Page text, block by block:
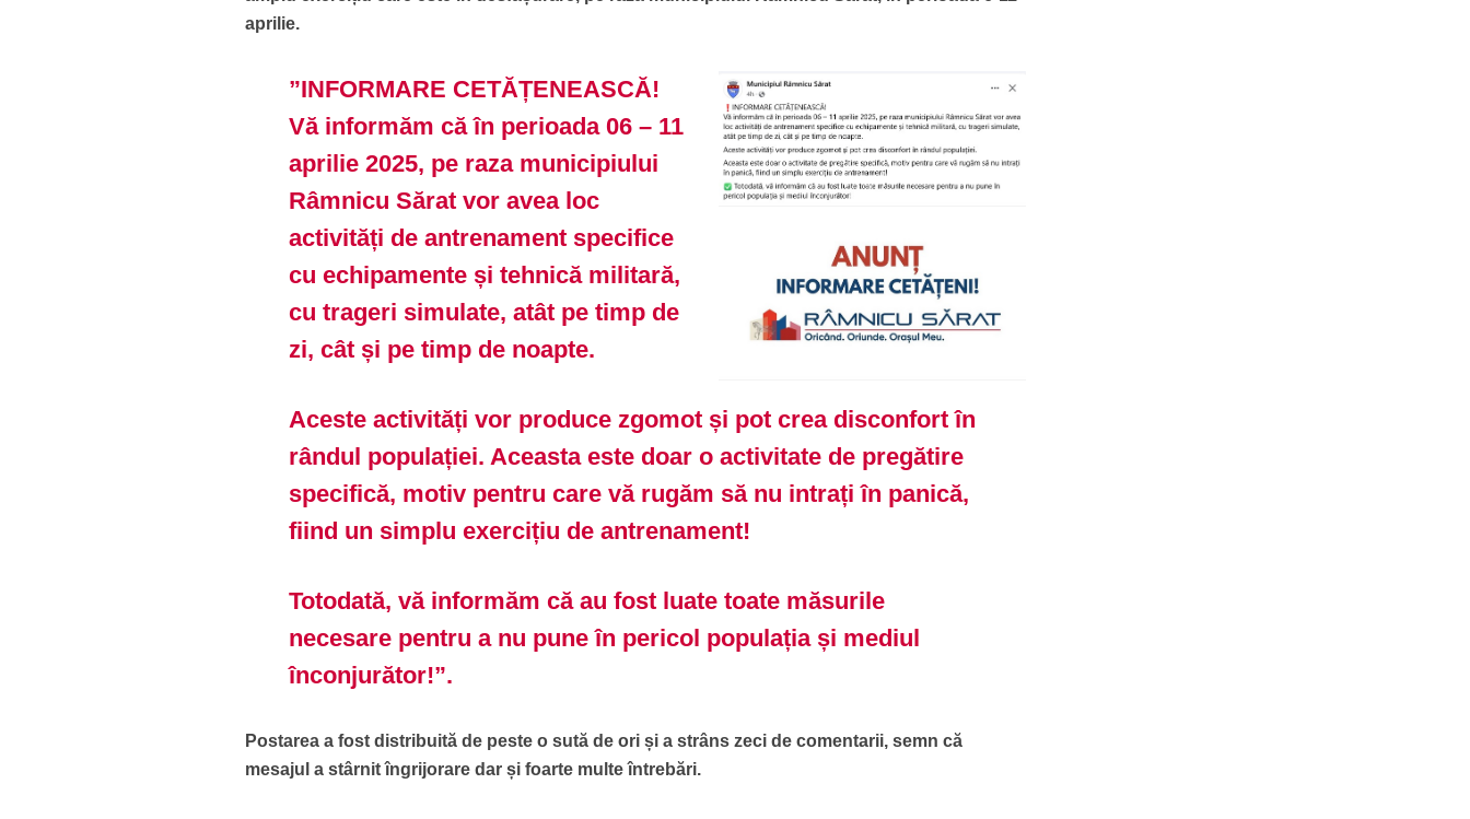
aprilie.
”INFORMARE CETĂȚENEASCĂ!
Vă informăm că în perioada 06 – 11
aprilie 2025, pe raza municipiului
Râmnicu Sărat vor avea loc
activități de antrenament specifice
cu echipamente și tehnică militară,
cu trageri simulate, atât pe timp de
zi, cât și pe timp de noapte.
Aceste activități vor produce zgomot și pot crea disconfort în
rândul populației. Aceasta este doar o activitate de pregătire
specifică, motiv pentru care vă rugăm să nu intrați în panică,
fiind un simplu exercițiu de antrenament!
Totodată, vă informăm că au fost luate toate măsurile
necesare pentru a nu pune în pericol populația și mediul
înconjurător!”.
Postarea a fost distribuită de peste o sută de ori și a strâns zeci de comentarii, semn că
mesajul a stârnit îngrijorare dar și foarte multe întrebări.